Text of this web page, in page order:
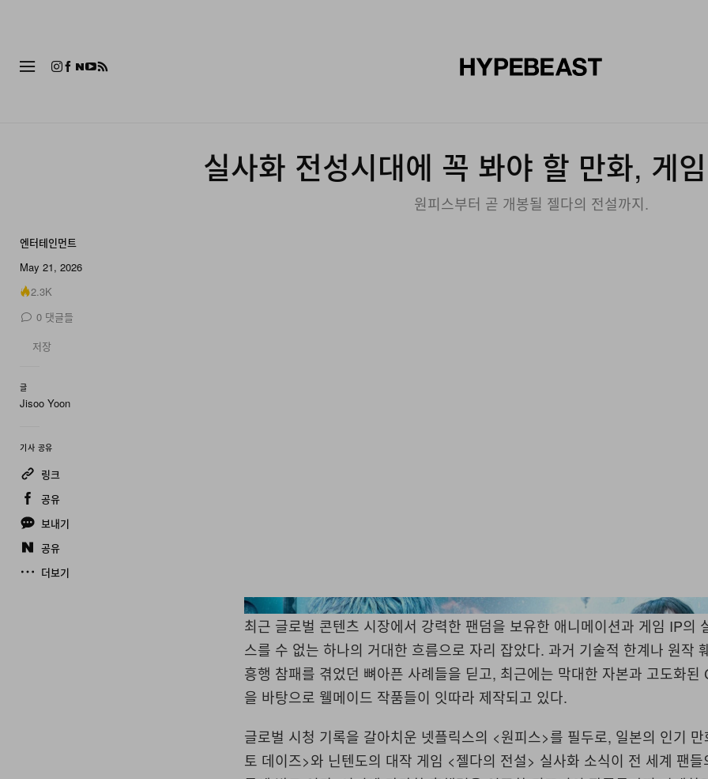
실사화 전성시대에 꼭 봐야 할 만화, 게
원피스부터 곧 개봉될 젤다의 전설까지.
엔터테인먼트
May 21, 2026
2.3K
0 댓글들
저장
글
Jisoo Yoon
기사 공유
링크
공유
보내기
공유
더보기
최근 글로벌 콘텐츠 시장에서 강력한 팬덤을 보유한 애니메이션과 게임 IP의
스를 수 없는 하나의 거대한 흐름으로 자리 잡았다. 과거 기술적 한계나 원작
흥행 참패를 겪었던 뼈아픈 사례들을 딛고, 최근에는 막대한 자본과 고도화된
을 바탕으로 웰메이드 작품들이 잇따라 제작되고 있다.
글로벌 시청 기록을 갈아치운 넷플릭스의 <원피스>를 필두로, 일본의 인기
토 데이즈>와 닌텐도의 대작 게임 <젤다의 전설> 실사화 소식이 전 세계 팬들